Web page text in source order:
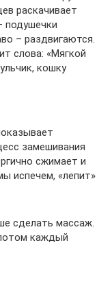
раскачивает
подушечки
– раздвигаются.
слова: «Мягкой
кошку
замешивания
сжимает и
испечем, «лепит»
сделать массаж.
каждый